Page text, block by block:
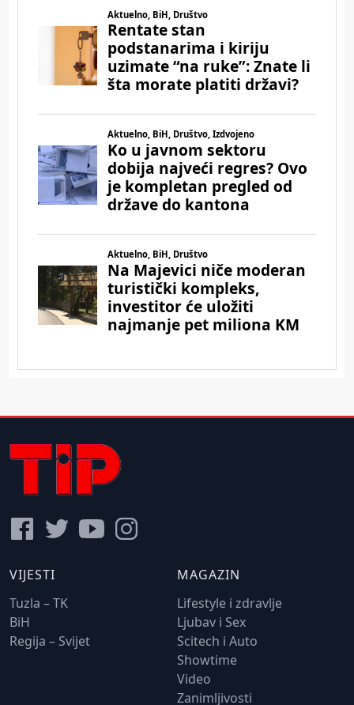
VIJESTI
Tuzla – TK
BiH
Regija – Svijet
MAGAZIN
Lifestyle i zdravlje
Ljubav i Sex
Scitech i Auto
Showtime
Video
Zanimljivosti